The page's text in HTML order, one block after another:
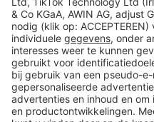
Veilig winkelen
Klantenservice
Shop
Acties